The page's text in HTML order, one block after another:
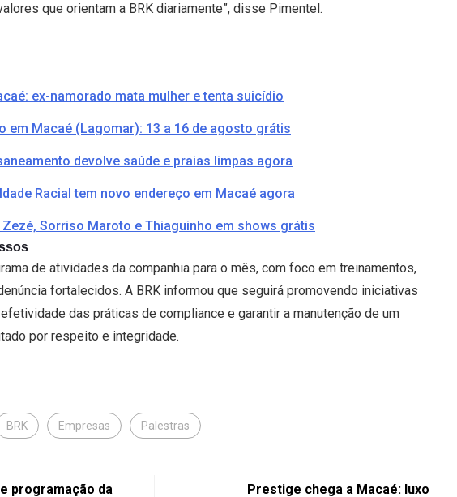
que orientam a BRK diariamente”, disse Pimentel.
ex-namorado mata mulher e tenta suicídio
em Macaé (Lagomar): 13 a 16 de agosto grátis
devolve saúde e praias limpas agora
Racial tem novo endereço em Macaé agora
Zezé, Sorriso Maroto e Thiaguinho em shows grátis
de atividades da companhia para o mês, com foco em treinamentos,
fortalecidos. A BRK informou que seguirá promovendo iniciativas
das práticas de compliance e garantir a manutenção de um
por respeito e integridade.
BRK Empresas Palestras
programação da
Prestige chega a Macaé: luxo